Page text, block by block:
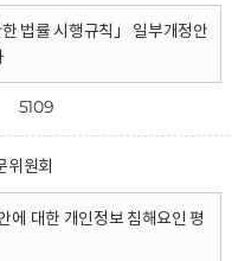
법률 시행규칙」 일부개정안
5109
위원회
에 대한 개인정보 침해요인 평